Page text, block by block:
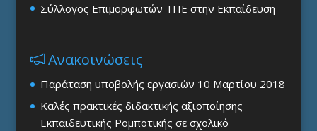
Σύλλογος Επιμορφωτών ΤΠΕ στην Εκπαίδευση
Ανακοινώσεις
Παράταση υποβολής εργασιών 10 Μαρτίου 2018
Καλές πρακτικές διδακτικής αξιοποίησης
Εκπαιδευτικής Ρομποτικής σε σχολικό